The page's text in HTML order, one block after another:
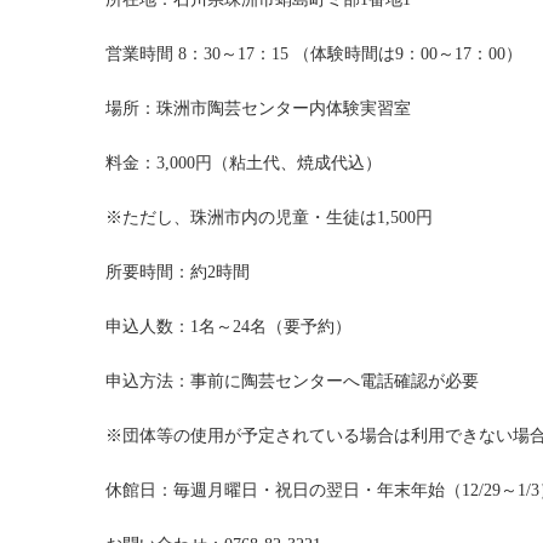
営業時間 8：30～17：15 （体験時間は9：00～17：00）
場所：珠洲市陶芸センター内体験実習室
料金：3,000円（粘土代、焼成代込）
※ただし、珠洲市内の児童・生徒は1,500円
所要時間：約2時間
申込人数：1名～24名（要予約）
申込方法：事前に陶芸センターへ電話確認が必要
※団体等の使用が予定されている場合は利用できない場
休館日：毎週月曜日・祝日の翌日・年末年始（12/29～1/3